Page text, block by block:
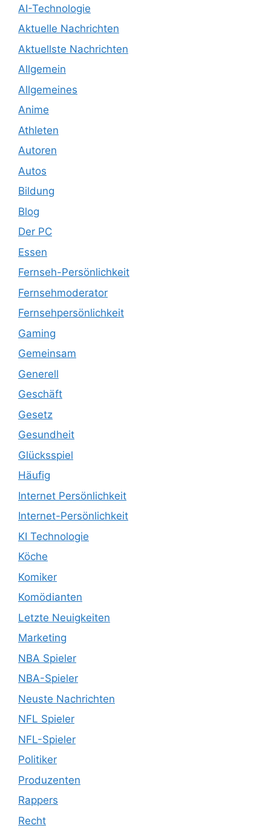
AI-Technologie
Aktuelle Nachrichten
Aktuellste Nachrichten
Allgemein
Allgemeines
Anime
Athleten
Autoren
Autos
Bildung
Blog
Der PC
Essen
Fernseh-Persönlichkeit
Fernsehmoderator
Fernsehpersönlichkeit
Gaming
Gemeinsam
Generell
Geschäft
Gesetz
Gesundheit
Glücksspiel
Häufig
Internet Persönlichkeit
Internet-Persönlichkeit
KI Technologie
Köche
Komiker
Komödianten
Letzte Neuigkeiten
Marketing
NBA Spieler
NBA-Spieler
Neuste Nachrichten
NFL Spieler
NFL-Spieler
Politiker
Produzenten
Rappers
Recht